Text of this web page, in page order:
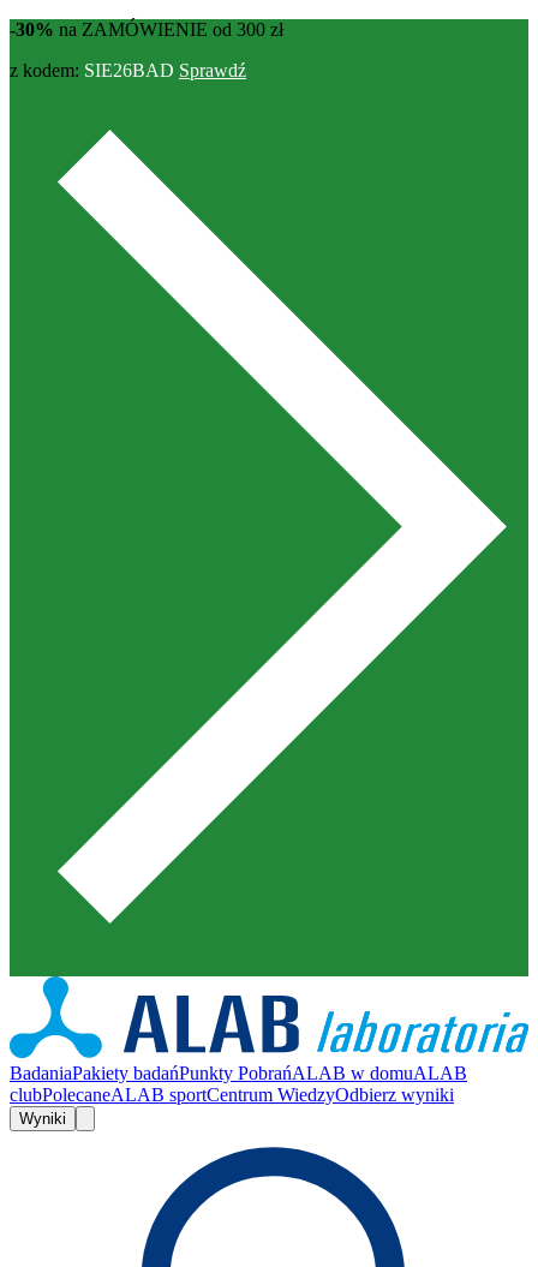
-30% na ZAMÓWIENIE od 300 zł
z kodem: SIE26BAD Sprawdź
BadaniaPakiety badańPunkty PobrańALAB w domuALAB
clubPolecaneALAB sportCentrum WiedzyOdbierz wyniki
Wyniki